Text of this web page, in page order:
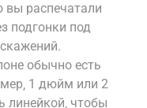
вы распечатали
подгонки под
обычно есть
1 дюйм или 2
линейкой‚ чтобы